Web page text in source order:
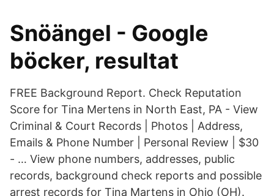
Snöängel - Google
böcker, resultat
FREE Background Report. Check Reputation
Score for Tina Mertens in North East, PA - View
Criminal & Court Records | Photos | Address,
Emails & Phone Number | Personal Review | $30
- … View phone numbers, addresses, public
records, background check reports and possible
arrest records for Tina Martens in Ohio (OH).